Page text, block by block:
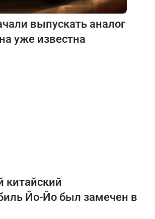
выпускать аналог
уже известна
Йо-Йо был замечен в